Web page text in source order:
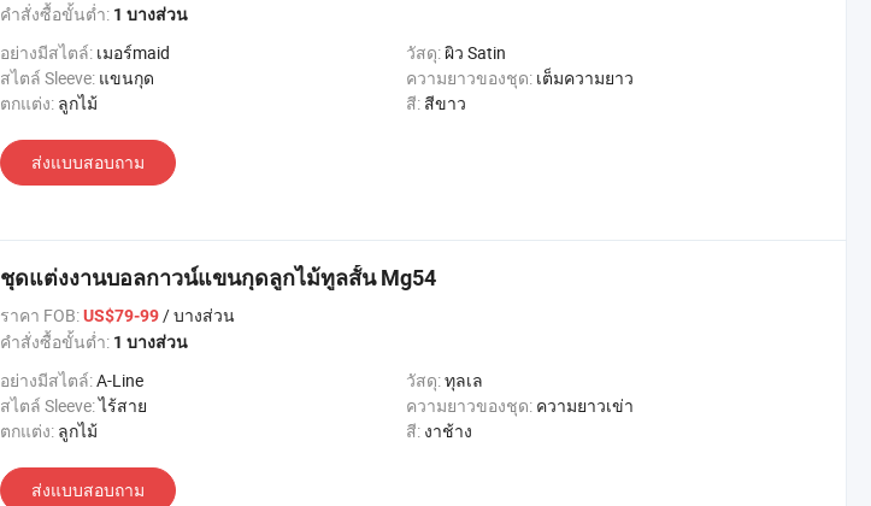
คำสั่งซื้อขั้นต่ำ: 1 บางส่วน
อย่างมีสไตล์: เมอร์maid วัสดุ:ผิว Satin
สไตล์ Sleeve: แขนกุด ความยาวของชุด: เต็มความยาว
ตกแต่ง: ลูกไม้ สี: สีขาว
ส่งแบบสอบถาม
ชุดแต่งงานบอลกาวน์แขนกุดลูกไม้ทูลสั้น Mg54
ราคา FOB:US$79-99/ บางส่วน
คำสั่งซื้อขั้นต่ำ: 1 บางส่วน
อย่างมีสไตล์:A-Line วัสดุ:ทุลเล
สไตล์ Sleeve:ไร้สาย ความยาวของชุด: ความยาวเข่า
ตกแต่ง: ลูกไม้ สี: งาช้าง
ส่งแบบสอบถาม